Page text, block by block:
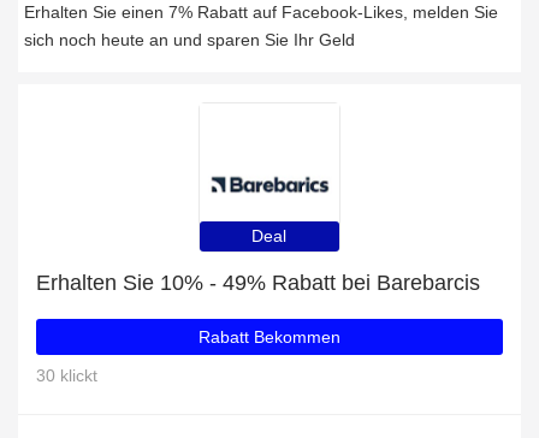
Erhalten Sie einen 7% Rabatt auf Facebook-Likes, melden Sie
sich noch heute an und sparen Sie Ihr Geld
Deal
Erhalten Sie 10% - 49% Rabatt bei Barebarcis
Rabatt Bekommen
30 klickt